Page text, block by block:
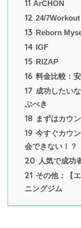
11 ArCHON
12 24/7Workout
13 Reborn
14 IGF
15 RIZAP
16 料金比較：
17 成功したい
ぶべき
18 まずはカウ
19 今すぐカウ
会できない！？
20 人気で成功
21 その他：【
ニングジム